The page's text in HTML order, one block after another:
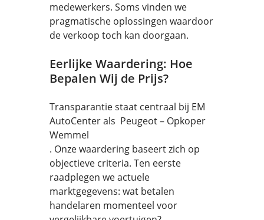
medewerkers. Soms vinden we
pragmatische oplossingen waardoor
de verkoop toch kan doorgaan.
Eerlijke Waardering: Hoe
Bepalen Wij de Prijs?
Transparantie staat centraal bij EM
AutoCenter als Peugeot – Opkoper
Wemmel
. Onze waardering baseert zich op
objectieve criteria. Ten eerste
raadplegen we actuele
marktgegevens: wat betalen
handelaren momenteel voor